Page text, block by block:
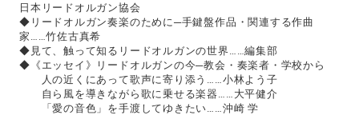
日本リードオルガン協会
◆リードオルガン奏楽のために─手鍵盤作品・関連する作曲
家……竹佐古真希
◆見て、触って知るリードオルガンの世界……編集部
◆《エッセイ》リードオルガンの今─教会・奏楽者・学校から
人の近くにあって歌声に寄り添う……小林よう子
自ら風を導きながら歌に乗せる楽器……大平健介
「愛の音色」を手渡してゆきたい……沖崎 学